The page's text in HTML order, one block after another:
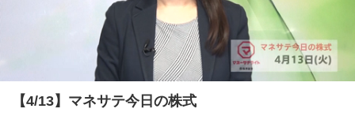
【4/13】マネサテ今日の株式